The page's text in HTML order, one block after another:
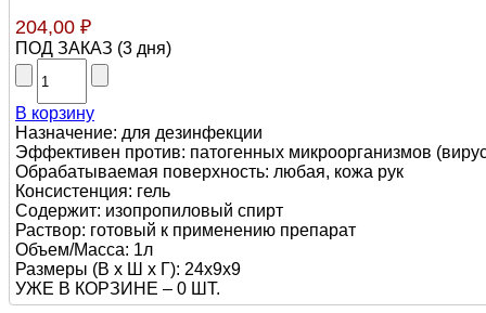
204,00 ₽
ПОД ЗАКАЗ (3 дня)
В корзину
Назначение: для дезинфекции
Эффективен против: патогенных микроорганизмов
Обрабатываемая поверхность: любая, кожа рук
Консистенция: гель
Содержит: изопропиловый спирт
Раствор: готовый к применению препарат
Объем/Масса: 1л
Размеры (В х Ш х Г): 24х9х9
УЖЕ В КОРЗИНЕ – 0 ШТ.